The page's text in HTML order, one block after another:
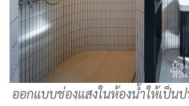
ออกแบบช่องแสงในห้องน้ำให้เป็น